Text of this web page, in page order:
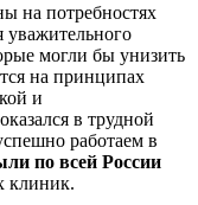
на потребностях
могли бы унизить
на принципах
и
в трудной
работаем в
по всей России
клиник.